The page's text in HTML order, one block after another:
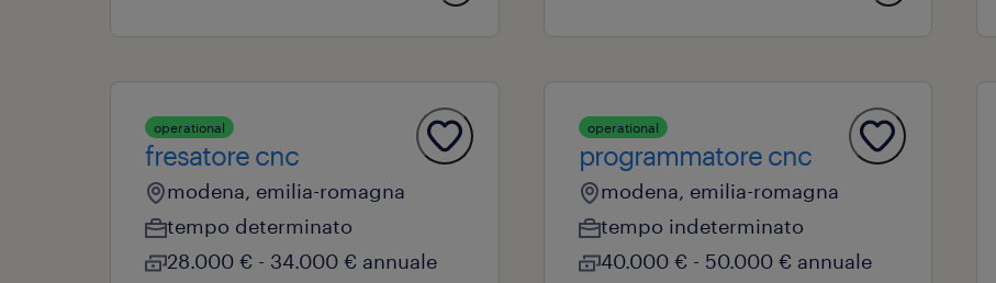
operational
fresatore cnc
modena, emilia-romagna
tempo determinato
28.000 € - 34.000 € annuale
operational
programmatore cnc
modena, emilia-romagna
tempo indeterminato
40.000 € - 50.000 € annuale